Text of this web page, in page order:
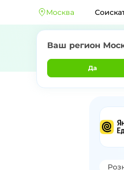
Москва
Ваш регион
Да